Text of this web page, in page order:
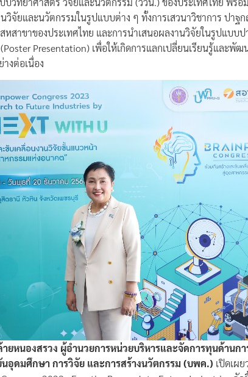
วิจัยและนวัตกรรมในรูปแบบต่าง ๆ ทั้งการเสวนาวิชาการ ปาฐ
สาขาของประเทศไทย และการนำเสนอผลงานวิจัยในรูปแบบป
Presentation) เพื่อให้เกิดการแลกเปลี่ยนเรียนรู้และพัฒ
งต่อเนื่อง
ายหนองสรวง ผู้อำนวยการหน่วยบริหารและจัดการทุนด้านก
ดมศึกษา การวิจัย และการสร้างนวัตกรรม (บพค.)เปิดเผย
2023 : Frontier Research to Future Industries จัด